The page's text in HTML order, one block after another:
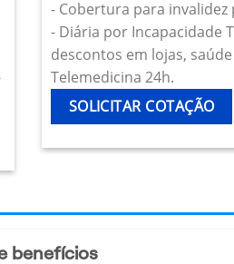
- Cobertura para
- Diária por Incapacidade
descontos em lojas,
Telemedicina 24h.
SOLICITAR COTAÇÃO
benefícios